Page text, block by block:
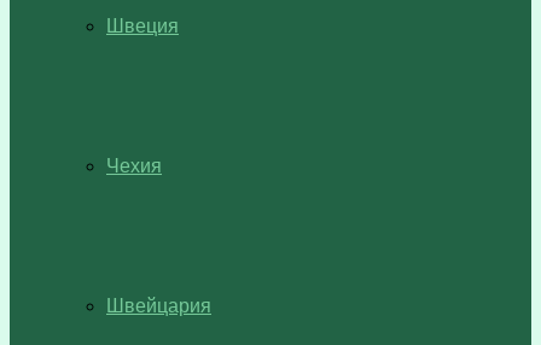
Швеция
Чехия
Швейцария